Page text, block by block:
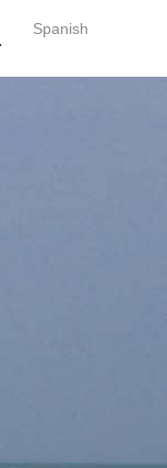
Spanish